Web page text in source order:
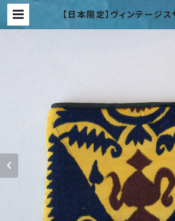
【日本限定】ヴィンテージ